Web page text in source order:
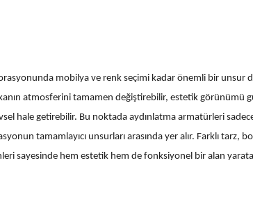
mobilya ve renk seçimi kadar önemli bir unsur
atmosferini tamamen değiştirebilir, estetik görünümü
hale getirebilir. Bu noktada aydınlatma armatürleri
tamamlayıcı unsurları arasında yer alır. Farklı tarz,
sayesinde hem estetik hem de fonksiyonel bir alan